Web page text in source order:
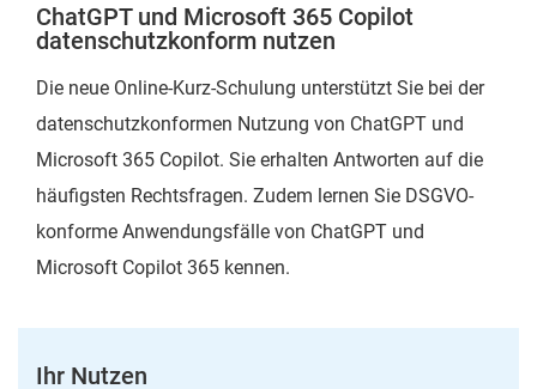
ChatGPT und Microsoft 365 Copilot
datenschutzkonform nutzen
Die neue Online-Kurz-Schulung unterstützt Sie bei der
datenschutzkonformen Nutzung von ChatGPT und
Microsoft 365 Copilot. Sie erhalten Antworten auf die
häufigsten Rechtsfragen. Zudem lernen Sie DSGVO-
konforme Anwendungsfälle von ChatGPT und
Microsoft Copilot 365 kennen.
Ihr Nutzen